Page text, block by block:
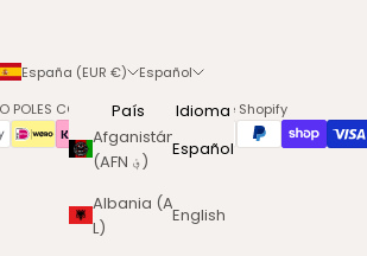
España (EUR €)
País
Afganistán
(AFN ؋)
Albania (ALL
L)
Español
Idioma
Español
English
POLES COSMETICSTecnología de Shopify